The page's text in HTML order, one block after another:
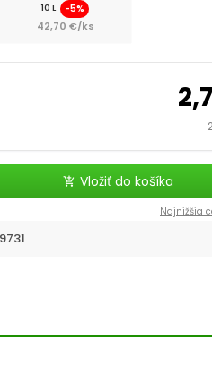
10 L -5%
42,70 €/ks
add_shopping_cart Vložiť do košíka
Najnižšia